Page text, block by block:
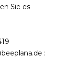
Sie es
: